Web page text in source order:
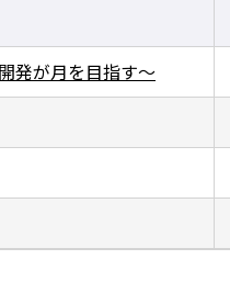
発が月を目指す～